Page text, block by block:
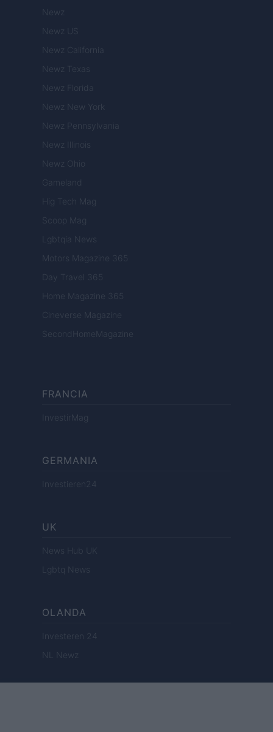
Newz
Newz US
Newz California
Newz Texas
Newz Florida
Newz New York
Newz Pennsylvania
Newz Illinois
Newz Ohio
Gameland
Hig Tech Mag
Scoop Mag
Lgbtqia News
Motors Magazine 365
Day Travel 365
Home Magazine 365
Cineverse Magazine
SecondHomeMagazine
FRANCIA
InvestirMag
GERMANIA
Investieren24
UK
News Hub UK
Lgbtq News
OLANDA
Investeren 24
NL Newz